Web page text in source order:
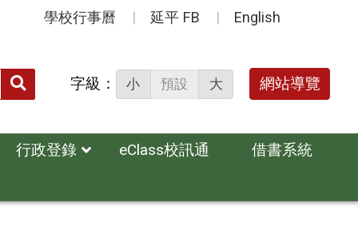
學校行事曆 延平 FB English
送出 字級： 小 預設 大 網站導覽
行政登錄 eClass校訊通
借書系統